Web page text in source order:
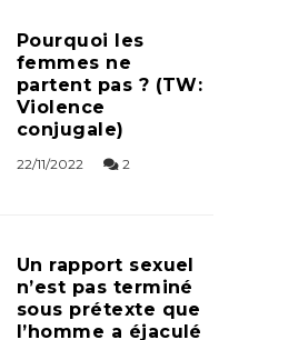
Pourquoi les
femmes ne
partent pas ? (TW:
Violence
conjugale)
22/11/2022 2
Un rapport sexuel
n’est pas terminé
sous prétexte que
l’homme a éjaculé